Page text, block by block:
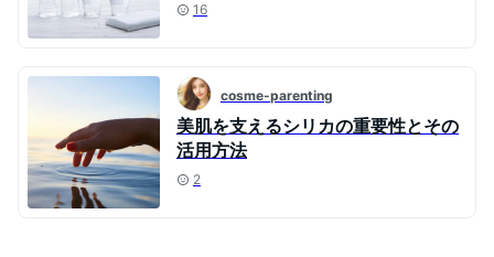
16
cosme-parenting
美肌を支えるシリカの重要性とその
活用方法
2